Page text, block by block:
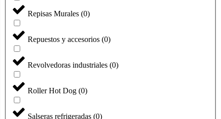
Repisas Murales (0)
Repuestos y accesorios (0)
Revolvedoras industriales (0)
Roller Hot Dog (0)
Salseras refrigeradas (0)